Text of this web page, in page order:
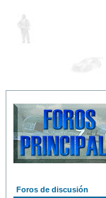
Foros de discusión